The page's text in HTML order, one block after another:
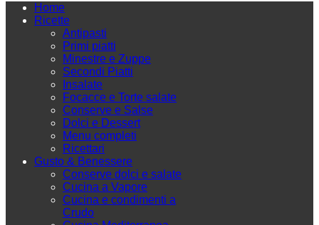
Home
Ricette
Antipasti
Primi piatti
Minestre e Zuppe
Secondi Piatti
Insalate
Focacce e Torte salate
Conserve e Salse
Dolci e Dessert
Menu completi
Ricettari
Gusto & Benessere
Conserve dolci e salate
Cucina a Vapore
Cucina e condimenti a
Crudo